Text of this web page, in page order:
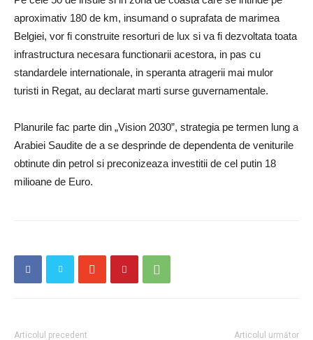
aproximativ 180 de km, insumand o suprafata de marimea
Belgiei, vor fi construite resorturi de lux si va fi dezvoltata toata
infrastructura necesara functionarii acestora, in pas cu
standardele internationale, in speranta atragerii mai mulor
turisti in Regat, au declarat marti surse guvernamentale.
Planurile fac parte din „Vision 2030”, strategia pe termen lung a
Arabiei Saudite de a se desprinde de dependenta de veniturile
obtinute din petrol si preconizeaza investitii de cel putin 18
milioane de Euro.
Articolul precedent Articolul următor